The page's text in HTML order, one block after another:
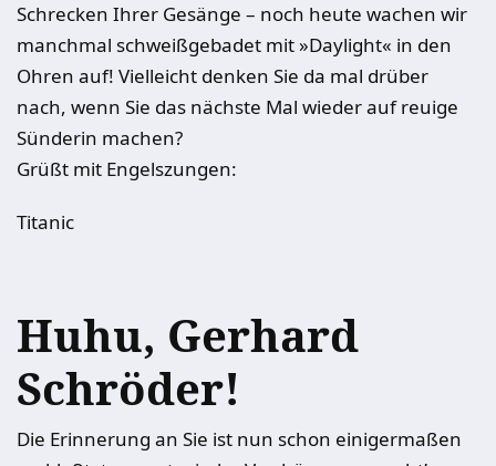
Schrecken Ihrer Gesänge – noch heute wachen wir
manchmal schweißgebadet mit »Daylight« in den
Ohren auf! Vielleicht denken Sie da mal drüber
nach, wenn Sie das nächste Mal wieder auf reuige
Sünderin machen?
Grüßt mit Engelszungen:
Titanic
Huhu, Gerhard
Schröder!
Die Erinnerung an Sie ist nun schon einigermaßen